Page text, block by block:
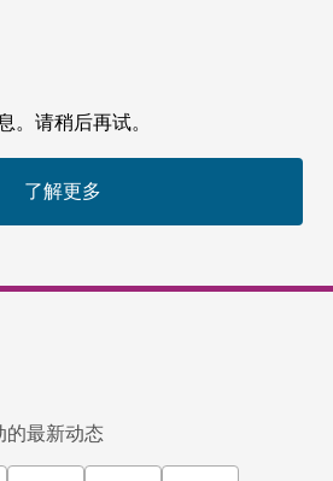
。请稍后再试。
了解更多
的最新动态